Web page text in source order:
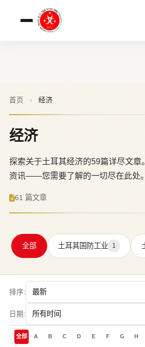
首页 › 经济
经济
探索关于土耳其经济的59篇详尽文章
资讯——您需要了解的一切尽在此处。
61 篇文章
全部 土耳其国防工业 1
排序:
日期:
全部 A B C D E F G H